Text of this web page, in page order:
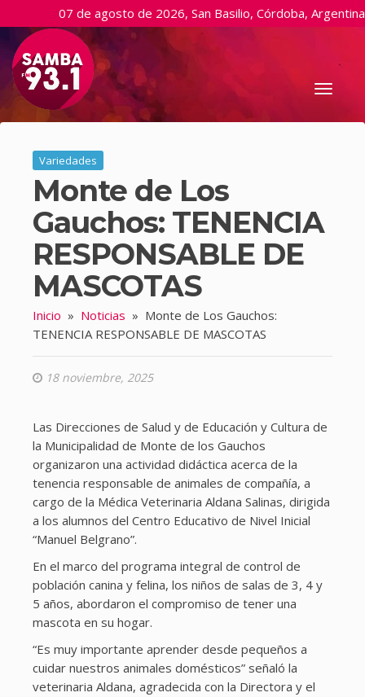
07 de agosto de 2026, San Basilio, Córdoba, Argentina
Variedades
Monte de Los
Gauchos: TENENCIA
RESPONSABLE DE
MASCOTAS
Inicio » Noticias » Monte de Los Gauchos:
TENENCIA RESPONSABLE DE MASCOTAS
18 noviembre, 2025
Las Direcciones de Salud y de Educación y Cultura de
la Municipalidad de Monte de los Gauchos
organizaron una actividad didáctica acerca de la
tenencia responsable de animales de compañía, a
cargo de la Médica Veterinaria Aldana Salinas, dirigida
a los alumnos del Centro Educativo de Nivel Inicial
“Manuel Belgrano”.
En el marco del programa integral de control de
población canina y felina, los niños de salas de 3, 4 y
5 años, abordaron el compromiso de tener una
mascota en su hogar.
“Es muy importante aprender desde pequeños a
cuidar nuestros animales domésticos” señaló la
veterinaria Aldana, agradecida con la Directora y el